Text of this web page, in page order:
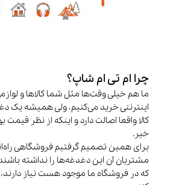
چرا ام تی ام شاپ؟
ما هم خیلی وقت‌ها مثل شما کالاها و
اینترنتی خرید می‌کنیم، ولی همیشه یک
کالا واقعا اصالت دارد و اینکه از نظر قیمت
خیر.
برای همین تصمیم گرفتیم فروشگاهی
مشتریان آن این دغدغه‌ها را نداشته باشند
که در فروشگاه ما موجود هست نیاز